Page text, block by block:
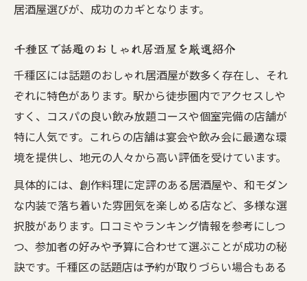
居酒屋選びが、成功のカギとなります。
千種区で話題のおしゃれ居酒屋を厳選紹介
千種区には話題のおしゃれ居酒屋が数多く存在し、それ
ぞれに特色があります。駅から徒歩圏内でアクセスしや
すく、コスパの良い飲み放題コースや個室完備の店舗が
特に人気です。これらの店舗は宴会や飲み会に最適な環
境を提供し、地元の人々から高い評価を受けています。
具体的には、創作料理に定評のある居酒屋や、和モダン
な内装で落ち着いた雰囲気を楽しめる店など、多様な選
択肢があります。口コミやランキング情報を参考にしつ
つ、参加者の好みや予算に合わせて選ぶことが成功の秘
訣です。千種区の話題店は予約が取りづらい場合もある